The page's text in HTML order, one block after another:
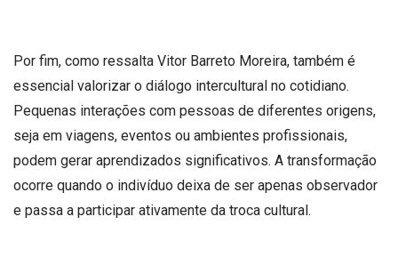
Por fim, como ressalta Vitor Barreto Moreira, também é
essencial valorizar o diálogo intercultural no cotidiano.
Pequenas interações com pessoas de diferentes origens,
seja em viagens, eventos ou ambientes profissionais,
podem gerar aprendizados significativos. A transformação
ocorre quando o indivíduo deixa de ser apenas observador
e passa a participar ativamente da troca cultural.